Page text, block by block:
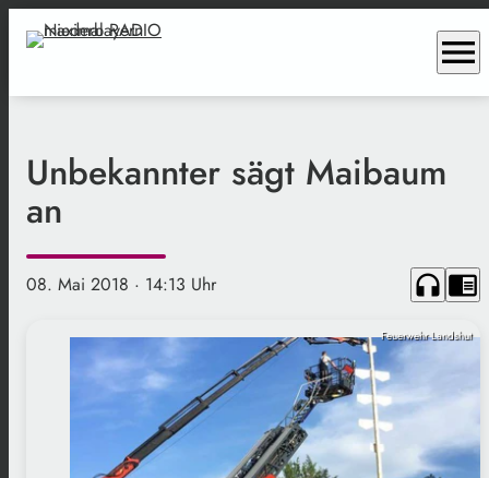
menu
Unbekannter sägt Maibaum
an
08. Mai 2018 · 14:13 Uhr headphones chrome_reader_mode
Feuerwehr Landshut